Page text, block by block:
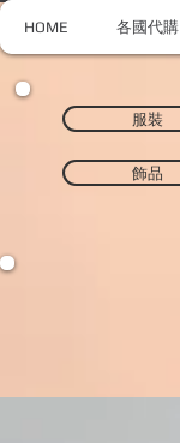
HOME 各國代購
服裝
飾品